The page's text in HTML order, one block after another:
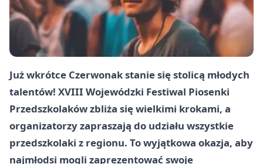
Już wkrótce Czerwonak stanie się stolicą młodych
talentów! XVIII Wojewódzki Festiwal Piosenki
Przedszkolaków zbliża się wielkimi krokami, a
organizatorzy zapraszają do udziału wszystkie
przedszkolaki z regionu. To wyjątkowa okazja, aby
najmłodsi mogli zaprezentować swoje